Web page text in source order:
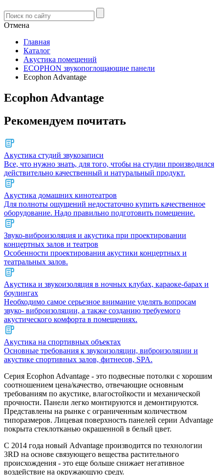
Отмена
Главная
Каталог
Акустика помещений
ECOPHON звукопоглощающие панели
Ecophon Advantage
Ecophon Advantage
Рекомендуем почитать
Акустика студий звукозаписи
Все, что нужно знать, для того, чтобы на студии производился
действительно качественный и натуральный продукт.
Акустика домашних кинотеатров
Для полноты ощущений недостаточно купить качественное
оборудование. Надо правильно подготовить помещение.
Звуко-виброизоляция и акустика при проектировании
концертных залов и театров
Особенности проектирования акустики концертных и
театральных залов.
Акустика и звукоизоляция в ночных клубах, караоке-барах и
боулингах
Необходимо самое серьезное внимание уделять вопросам
звуко- виброизоляции, а также созданию требуемого
акустического комфорта в помещениях.
Акустика на спортивных объектах
Основные требования к звукоизоляции, виброизоляции и
акустике спортивных залов, фитнесов, SPA.
Серия Ecophon Advantage - это подвесные потолки с хорошим
соотношением цена/качество, отвечающие основным
требованиям по акустике, влагостойкости и механической
прочности. Панели легко монтируются и демонтируются.
Представлены на рынке с ограниченным количеством
типоразмеров. Лицевая поверхность панелей серии Advantage
покрыта стеклотканью окрашенной в белый цвет.
С 2014 года новый Advantage производится по технологии
3RD на основе связующего вещества растительного
происхождения - это еще больше снижает негативное
воздействие на окружающую среду.